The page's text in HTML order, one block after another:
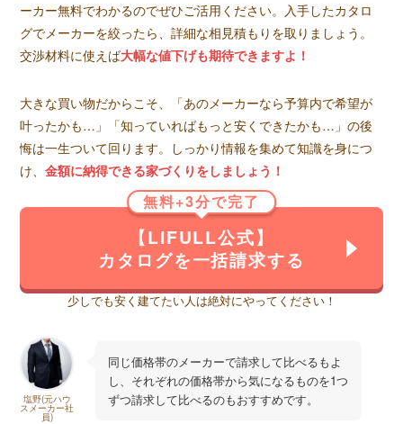
ーカー無料でわかるのでぜひご活用ください。入手したカタロ
グでメーカーを絞ったら、詳細な相見積もりを取りましょう。
交渉材料に使えば大幅な値下げも期待できますよ！
大きな買い物だからこそ、「あのメーカーなら予算内で希望が
叶ったかも…」「知っていればもっと安くできたかも…」の後
悔は一生ついて回ります。しっかり情報を集めて知識を身につ
け、金額に納得できる家づくりをしましょう！
無料+3分で完了
【LIFULL公式】
カタログを一括請求する
少しでも安く建てたい人は絶対にやってください！
塩野(元ハウ
スメーカー社
員)
同じ価格帯のメーカーで請求して比べるもよ
し、それぞれの価格帯から気になるものを1つ
ずつ請求して比べるのもおすすめです。